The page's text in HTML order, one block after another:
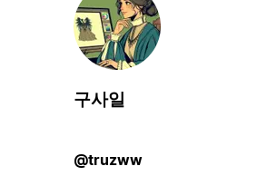
구사일
@truzww